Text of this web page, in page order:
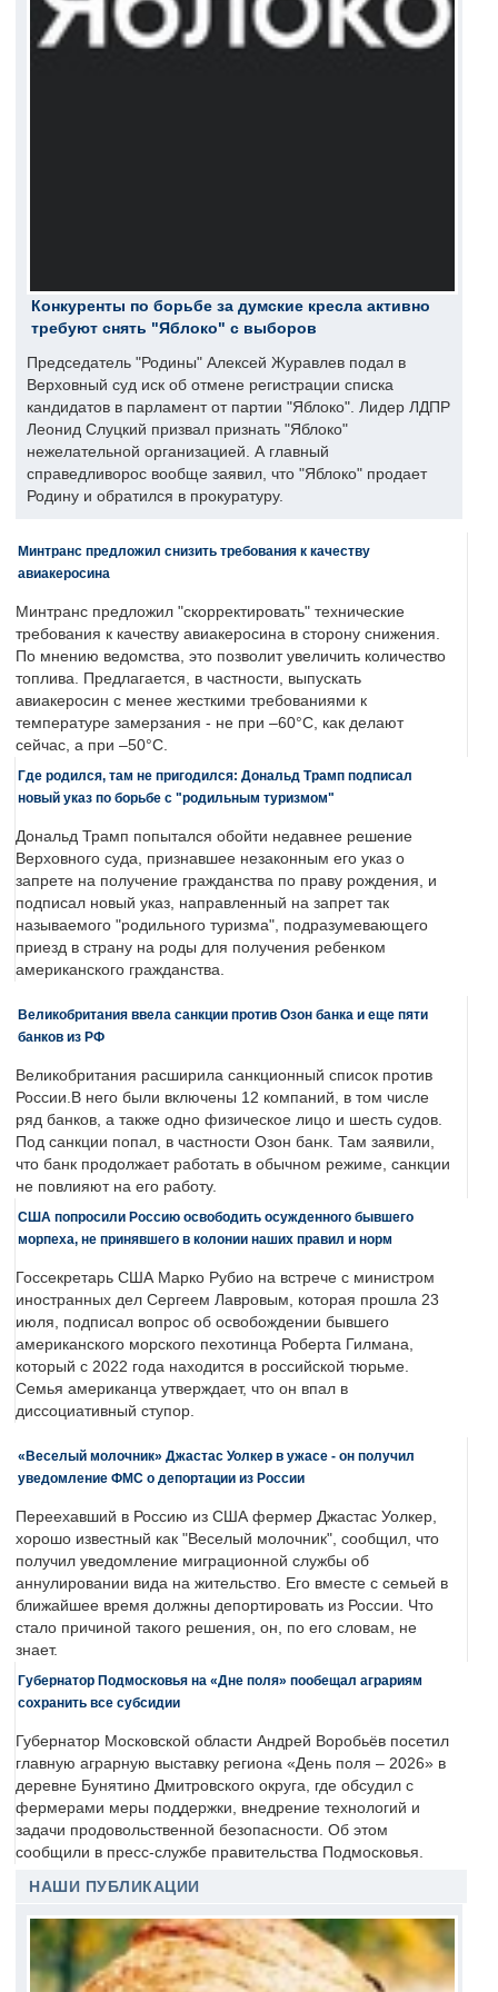
Конкуренты по борьбе за думские кресла активно
требуют снять "Яблоко" с выборов
Председатель "Родины" Алексей Журавлев подал в
Верховный суд иск об отмене регистрации списка
кандидатов в парламент от партии "Яблоко". Лидер ЛДПР
Леонид Слуцкий призвал признать "Яблоко"
нежелательной организацией. А главный
справедливорос вообще заявил, что "Яблоко" продает
Родину и обратился в прокуратуру.
Минтранс предложил снизить требования к качеству
авиакеросина
Минтранс предложил "скорректировать" технические
требования к качеству авиакеросина в сторону снижения.
По мнению ведомства, это позволит увеличить количество
топлива. Предлагается, в частности, выпускать
авиакеросин с менее жесткими требованиями к
температуре замерзания - не при –60°C, как делают
сейчас, а при –50°C.
Где родился, там не пригодился: Дональд Трамп подписал
новый указ по борьбе с "родильным туризмом"
Дональд Трамп попытался обойти недавнее решение
Верховного суда, признавшее незаконным его указ о
запрете на получение гражданства по праву рождения, и
подписал новый указ, направленный на запрет так
называемого "родильного туризма", подразумевающего
приезд в страну на роды для получения ребенком
американского гражданства.
Великобритания ввела санкции против Озон банка и еще пяти
банков из РФ
Великобритания расширила санкционный список против
России.В него были включены 12 компаний, в том числе
ряд банков, а также одно физическое лицо и шесть судов.
Под санкции попал, в частности Озон банк. Там заявили,
что банк продолжает работать в обычном режиме, санкции
не повлияют на его работу.
США попросили Россию освободить осужденного бывшего
морпеха, не принявшего в колонии наших правил и норм
Госсекретарь США Марко Рубио на встрече с министром
иностранных дел Сергеем Лавровым, которая прошла 23
июля, подписал вопрос об освобождении бывшего
американского морского пехотинца Роберта Гилмана,
который с 2022 года находится в российской тюрьме.
Семья американца утверждает, что он впал в
диссоциативный ступор.
«Веселый молочник» Джастас Уолкер в ужасе - он получил
уведомление ФМС о депортации из России
Переехавший в Россию из США фермер Джастас Уолкер,
хорошо известный как "Веселый молочник", сообщил, что
получил уведомление миграционной службы об
аннулировании вида на жительство. Его вместе с семьей в
ближайшее время должны депортировать из России. Что
стало причиной такого решения, он, по его словам, не
знает.
Губернатор Подмосковья на «Дне поля» пообещал аграриям
сохранить все субсидии
Губернатор Московской области Андрей Воробьёв посетил
главную аграрную выставку региона «День поля – 2026» в
деревне Бунятино Дмитровского округа, где обсудил с
фермерами меры поддержки, внедрение технологий и
задачи продовольственной безопасности. Об этом
сообщили в пресс-службе правительства Подмосковья.
НАШИ ПУБЛИКАЦИИ